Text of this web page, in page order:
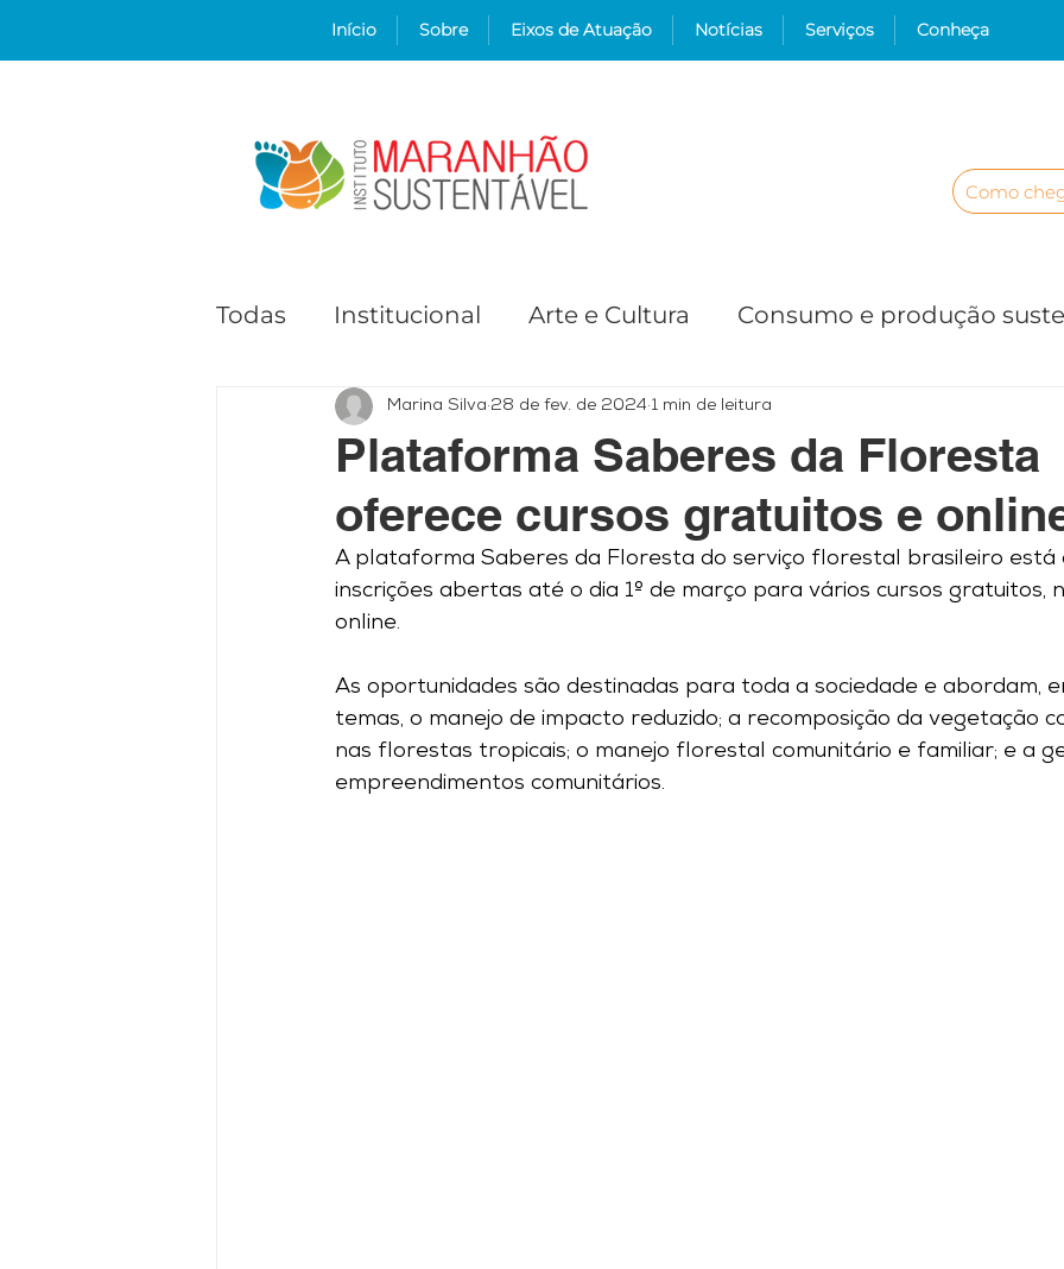
Início Sobre Eixos de Atuação Notícias Serviços Conheça
Como
Todas Institucional Arte e Cultura Consumo e produção
Comunidades e cidades Proteção de Ecossistemas
Comitê de Cultura
Plataforma Saberes da Floresta
oferece cursos gratuitos e
Marina Silva 28 de fev. de 2024 1 min de leitura
A plataforma Saberes da Floresta do serviço florestal brasileiro está
inscrições abertas até o dia 1º de março para vários cursos gratuitos,
online.
As oportunidades são destinadas para toda a sociedade e abordam,
temas, o manejo de impacto reduzido; a recomposição da vegetação
nas florestas tropicais; o manejo florestal comunitário e familiar; e a
empreendimentos comunitários.